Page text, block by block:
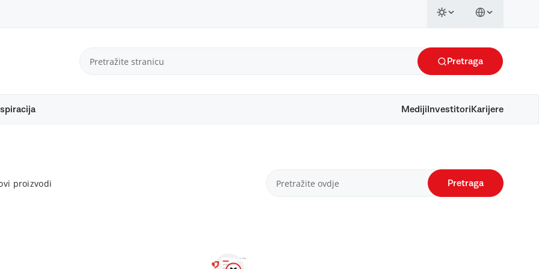
Pretraga
Mediji Investitori Karijere
proizvodi Pretraga